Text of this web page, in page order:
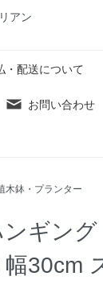
アン
・配送について
お問い合わせ
木鉢・プランター
ギング
30cm